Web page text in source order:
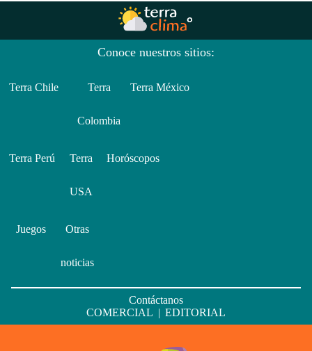
Conoce nuestros sitios:
Terra Chile Terra
Colombia
Terra México
Terra Perú Terra
USA
Horóscopos
Juegos Otras
noticias
Contáctanos
COMERCIAL | EDITORIAL